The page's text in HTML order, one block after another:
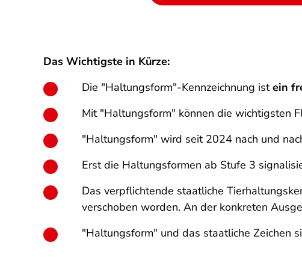
Das Wichtigste in Kürze:
Die "Haltungsform"-Kennzeichnung istein
Mit "Haltungsform" können die wichtigsten
"Haltungsform" wird seit 2024 nach und
Erst die Haltungsformen ab Stufe 3
Das verpflichtende staatliche
verschoben worden. An der konkreten
"Haltungsform" und das staatliche Zeichen